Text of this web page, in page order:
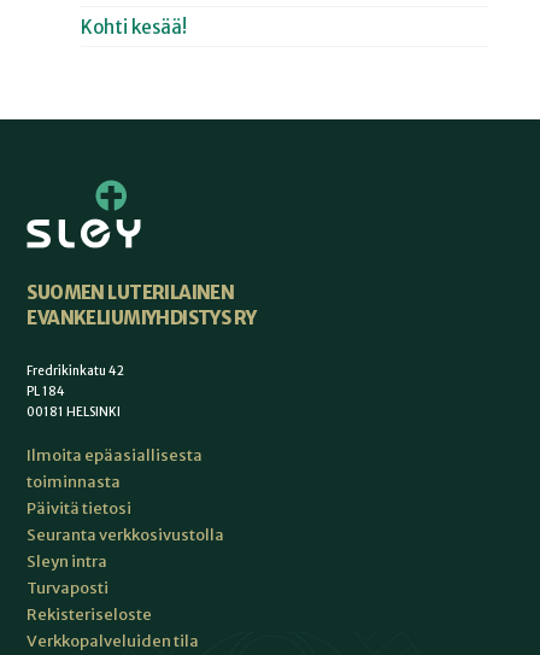
Kohti kesää!
SUOMEN LUTERILAINEN
EVANKELIUMIYHDISTYS RY
Fredrikinkatu 42
PL 184
00181 HELSINKI
Ilmoita epäasiallisesta
toiminnasta
Päivitä tietosi
Seuranta verkkosivustolla
Sleyn intra
Turvaposti
Rekisteriseloste
Verkkopalveluiden tila